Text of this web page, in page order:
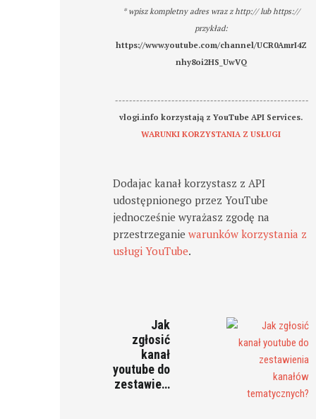
* wpisz kompletny adres wraz z http:// lub https://
przykład:
https://www.youtube.com/channel/UCR0AmrI4Z
nhy8oi2HS_UwVQ
-------------------------------------------------------
vlogi.info korzystają z YouTube API Services.
WARUNKI KORZYSTANIA Z USŁUGI
Dodajac kanał korzystasz z API
udostępnionego przez YouTube
jednocześnie wyrażasz zgodę na
przestrzeganiewarunków korzystania z
usługi YouTube.
Jak
zgłosić
kanał
youtube do
zestawie…